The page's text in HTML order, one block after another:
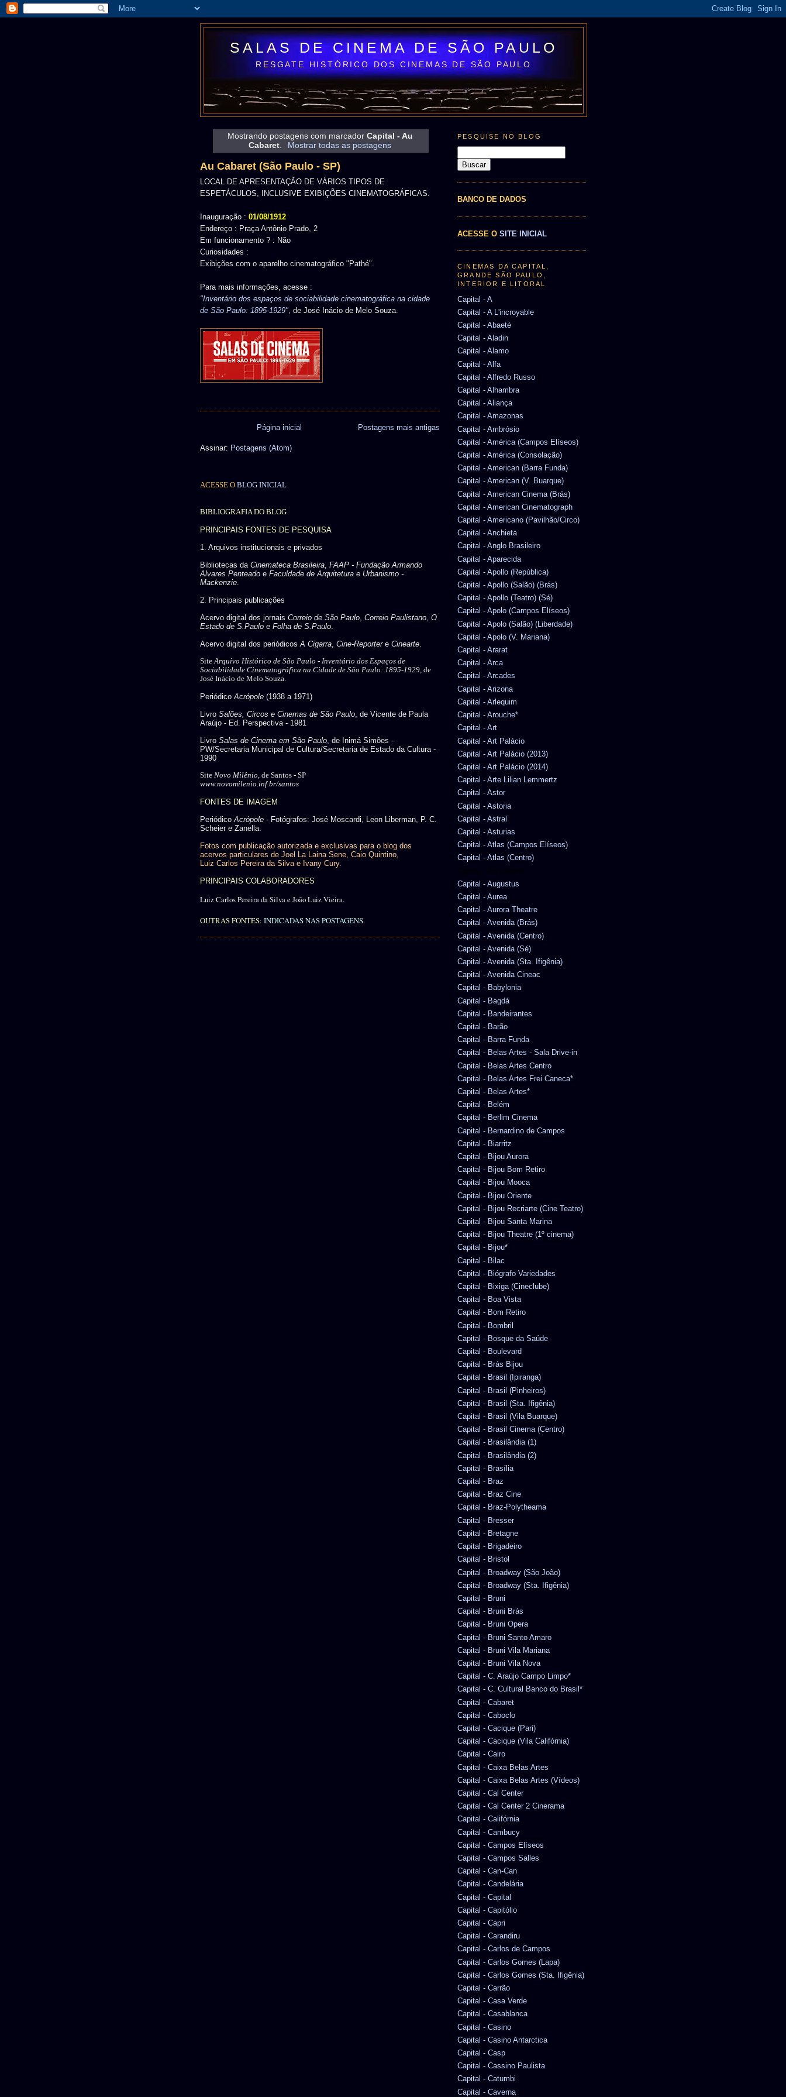
SALAS DE CINEMA DE SÃO PAULO
RESGATE HISTÓRICO DOS CINEMAS DE SÃO PAULO
Mostrando postagens com marcador Capital - Au
Cabaret. Mostrar todas as postagens
Au Cabaret (São Paulo - SP)
LOCAL DE APRESENTAÇÃO DE VÁRIOS TIPOS DE
ESPETÁCULOS, INCLUSIVE EXIBIÇÕES CINEMATOGRÁFICAS.
Inauguração : 01/08/1912
Endereço : Praça Antônio Prado, 2
Em funcionamento ? : Não
Curiosidades :
Exibições com o aparelho cinematográfico "Pathé".
Para mais informações, acesse :
"Inventário dos espaços de sociabilidade cinematográfica na cidade
de São Paulo: 1895-1929", de José Inácio de Melo Souza.
Postagens mais antigas
Página inicial
Assinar: Postagens (Atom)
ACESSE O BLOG INICIAL
BIBLIOGRAFIA DO BLOG
PRINCIPAIS FONTES DE PESQUISA
1. Arquivos institucionais e privados
Bibliotecas da Cinemateca Brasileira, FAAP - Fundação Armando
Alvares Penteado e Faculdade de Arquitetura e Urbanismo -
Mackenzie.
2. Principais publicações
Acervo digital dos jornais Correio de São Paulo, Correio Paulistano, O
Estado de S.Paulo e Folha de S.Paulo.
Acervo digital dos periódicosA Cigarra, Cine-Reportere Cinearte.
SiteArquivo Histórico de São Paulo - Inventário dos Espaços de
Sociabilidade Cinematográfica na Cidade de São Paulo: 1895-1929, de
José Inácio de Melo Souza.
PeriódicoAcrópole (1938 a 1971)
Livro Salões, Circos e Cinemas de São Paulo, de Vicente de Paula
Araújo - Ed. Perspectiva - 1981
Livro Salas de Cinema em São Paulo, de Inimá Simões -
PW/Secretaria Municipal de Cultura/Secretaria de Estado da Cultura -
1990
Site Novo Milênio, de Santos - SP
www.novomilenio.inf.br/santos
FONTES DE IMAGEM
PeriódicoAcrópole - Fotógrafos: José Moscardi, Leon Liberman, P. C.
Scheier e Zanella.
Fotos com publicação autorizada e exclusivas para o blog dos
acervos particulares de Joel La Laina Sene, Caio Quintino,
Luiz Carlos Pereira da Silva e Ivany Cury.
PRINCIPAIS COLABORADORES
Luiz Carlos Pereira da Silva e João Luiz Vieira.
OUTRAS FONTES: INDICADAS NAS POSTAGENS.
PESQUISE NO BLOG
BANCO DE DADOS
ACESSE O SITE INICIAL
CINEMAS DA CAPITAL,
GRANDE SÃO PAULO,
INTERIOR E LITORAL
Capital - A
Capital - A L'incroyable
Capital - Abaeté
Capital - Aladin
Capital - Alamo
Capital - Alfa
Capital - Alfredo Russo
Capital - Alhambra
Capital - Aliança
Capital - Amazonas
Capital - Ambrósio
Capital - América (Campos Elíseos)
Capital - América (Consolação)
Capital - American (Barra Funda)
Capital - American (V. Buarque)
Capital - American Cinema (Brás)
Capital - American Cinematograph
Capital - Americano (Pavilhão/Circo)
Capital - Anchieta
Capital - Anglo Brasileiro
Capital - Aparecida
Capital - Apollo (República)
Capital - Apollo (Salão) (Brás)
Capital - Apollo (Teatro) (Sé)
Capital - Apolo (Campos Elíseos)
Capital - Apolo (Salão) (Liberdade)
Capital - Apolo (V. Mariana)
Capital - Ararat
Capital - Arca
Capital - Arcades
Capital - Arizona
Capital - Arlequim
Capital - Arouche*
Capital - Art
Capital - Art Palácio
Capital - Art Palácio (2013)
Capital - Art Palácio (2014)
Capital - Arte Lilian Lemmertz
Capital - Astor
Capital - Astoria
Capital - Astral
Capital - Asturias
Capital - Atlas (Campos Elíseos)
Capital - Atlas (Centro)
Capital - Augustus
Capital - Aurea
Capital - Aurora Theatre
Capital - Avenida (Brás)
Capital - Avenida (Centro)
Capital - Avenida (Sé)
Capital - Avenida (Sta. Ifigênia)
Capital - Avenida Cineac
Capital - Babylonia
Capital - Bagdá
Capital - Bandeirantes
Capital - Barão
Capital - Barra Funda
Capital - Belas Artes - Sala Drive-in
Capital - Belas Artes Centro
Capital - Belas Artes Frei Caneca*
Capital - Belas Artes*
Capital - Belém
Capital - Berlim Cinema
Capital - Bernardino de Campos
Capital - Biarritz
Capital - Bijou Aurora
Capital - Bijou Bom Retiro
Capital - Bijou Mooca
Capital - Bijou Oriente
Capital - Bijou Recriarte (Cine Teatro)
Capital - Bijou Santa Marina
Capital - Bijou Theatre (1º cinema)
Capital - Bijou*
Capital - Bilac
Capital - Biógrafo Variedades
Capital - Bixiga (Cineclube)
Capital - Boa Vista
Capital - Bom Retiro
Capital - Bombril
Capital - Bosque da Saúde
Capital - Boulevard
Capital - Brás Bijou
Capital - Brasil (Ipiranga)
Capital - Brasil (Pinheiros)
Capital - Brasil (Sta. Ifigênia)
Capital - Brasil (Vila Buarque)
Capital - Brasil Cinema (Centro)
Capital - Brasilândia (1)
Capital - Brasilândia (2)
Capital - Brasília
Capital - Braz
Capital - Braz Cine
Capital - Braz-Polytheama
Capital - Bresser
Capital - Bretagne
Capital - Brigadeiro
Capital - Bristol
Capital - Broadway (São João)
Capital - Broadway (Sta. Ifigênia)
Capital - Bruni
Capital - Bruni Brás
Capital - Bruni Opera
Capital - Bruni Santo Amaro
Capital - Bruni Vila Mariana
Capital - Bruni Vila Nova
Capital - C. Araújo Campo Limpo*
Capital - C. Cultural Banco do Brasil*
Capital - Cabaret
Capital - Caboclo
Capital - Cacique (Pari)
Capital - Cacique (Vila Califórnia)
Capital - Cairo
Capital - Caixa Belas Artes
Capital - Caixa Belas Artes (Vídeos)
Capital - Cal Center
Capital - Cal Center 2 Cinerama
Capital - Califórnia
Capital - Cambucy
Capital - Campos Elíseos
Capital - Campos Salles
Capital - Can-Can
Capital - Candelária
Capital - Capital
Capital - Capitólio
Capital - Capri
Capital - Carandiru
Capital - Carlos de Campos
Capital - Carlos Gomes (Lapa)
Capital - Carlos Gomes (Sta. Ifigênia)
Capital - Carrão
Capital - Casa Verde
Capital - Casablanca
Capital - Casino
Capital - Casino Antarctica
Capital - Casp
Capital - Cassino Paulista
Capital - Catumbi
Capital - Caverna